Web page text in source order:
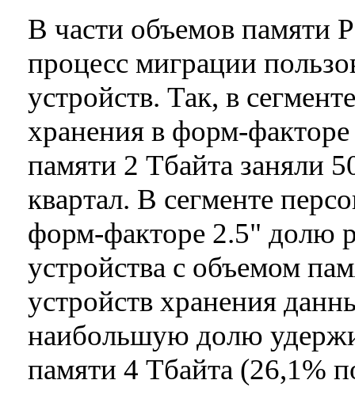
В части объемов памяти
процесс миграции
устройств. Так, в
хранения в форм-
памяти 2 Тбайта заняли
квартал. В сегменте
форм-факторе 2.5" долю
устройства с объемом
устройств хранения
наибольшую долю
памяти 4 Tбайта (26,1%